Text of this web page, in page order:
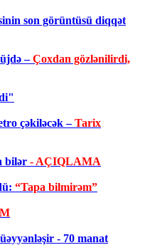
son görüntüsü diqqət
–Çoxdan gözlənilirdi,
çəkiləcək –Tarix
bilər - AÇIQLAMA
“Tapa bilmirəm”
- 70 manat